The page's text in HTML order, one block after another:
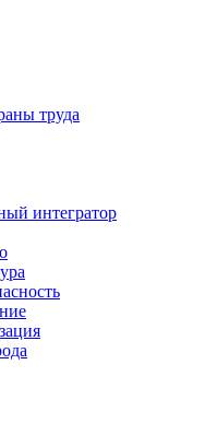
труда
интегратор